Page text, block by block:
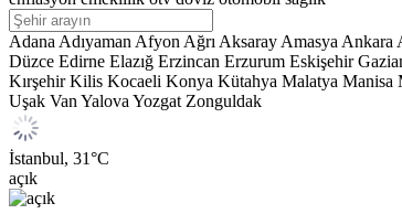
Adana Adıyaman Afyon Ağrı Aksaray Amasya Ankara
Düzce Edirne Elazığ Erzincan Erzurum Eskişehir
Kırşehir Kilis Kocaeli Konya Kütahya Malatya Manisa
Uşak Van Yalova Yozgat Zonguldak
İstanbul, 31°C
açık